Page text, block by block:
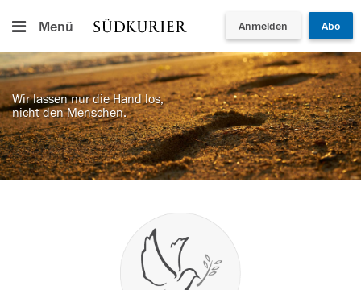
Menü Anmelden Abo
Wir lassen nur die Hand los,
nicht den Menschen.